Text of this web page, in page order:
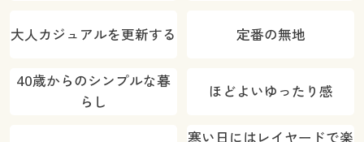
大人カジュアルを更新する 定番の無地
40歳からのシンプルな暮
らし
ほどよいゆったり感
寒い日にはレイヤードで楽